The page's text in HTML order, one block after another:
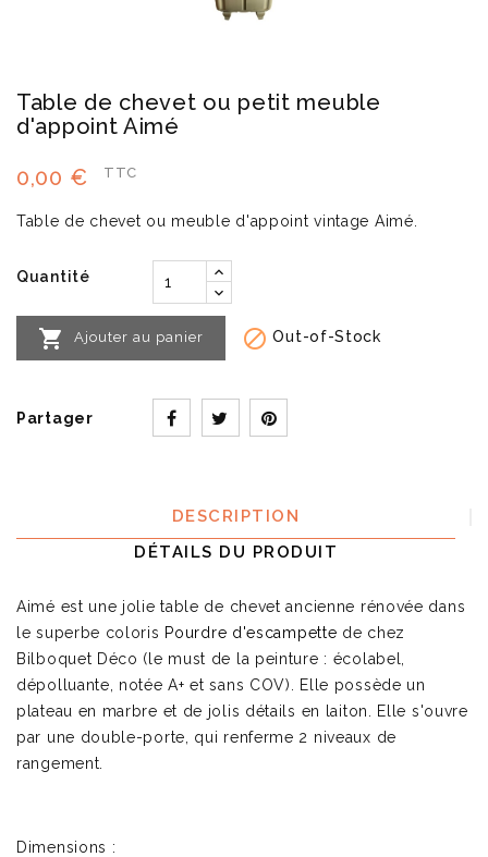
Table de chevet ou petit meuble
d'appoint Aimé
0,00 €
TTC
Table de chevet ou meuble d'appoint vintage Aimé.
Quantité
 Ajouter au panier  Out-of-Stock
Partager
DESCRIPTION
DÉTAILS DU PRODUIT
Aimé est une jolie table de chevet ancienne rénovée dans
le superbe coloris Pourdre d'escampette de chez
Bilboquet Déco (le must de la peinture : écolabel,
dépolluante, notée A+ et sans COV). Elle possède un
plateau en marbre et de jolis détails en laiton. Elle s'ouvre
par une double-porte, qui renferme 2 niveaux de
rangement.
Dimensions :